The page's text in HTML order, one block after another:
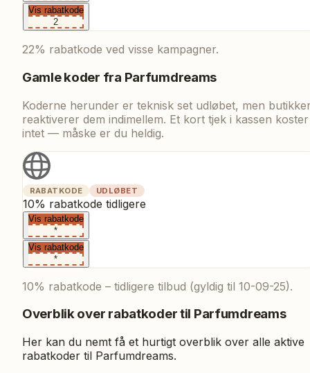
Vis rabatkode
2
22% rabatkode ved visse kampagner.
Gamle koder fra Parfumdreams
Koderne herunder er teknisk set udløbet, men
reaktiverer dem indimellem. Et kort tjek i kassen koster
intet — måske er du heldig.
RABATKODE UDLØBET
10% rabatkode tidligere
Vis rabatkode
*
Vis rabatkode
*
10% rabatkode – tidligere tilbud (gyldig til 10-09-25).
Overblik over rabatkoder til Parfumdreams
Her kan du nemt få et hurtigt overblik over alle aktive
rabatkoder til Parfumdreams.